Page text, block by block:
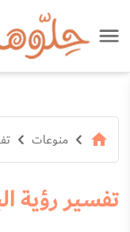
منوعات
تفسير رؤية